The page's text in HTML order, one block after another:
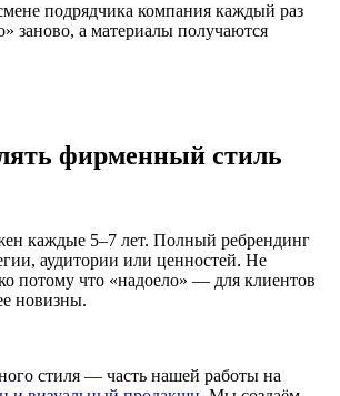
подрядчика компания каждый раз
заново, а материалы получаются
фирменный стиль
каждые 5–7 лет. Полный ребрендинг
аудитории или ценностей. Не
потому что «надоело» — для клиентов
новизны.
стиля — часть нашей работы на